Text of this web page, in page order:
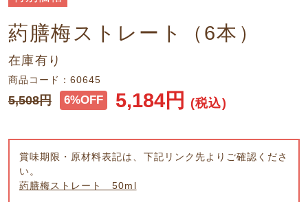
葯膳梅ストレート（6本）
在庫有り
商品コード：60645
5,508円 6%OFF 5,184円 (税込)
賞味期限・原材料表記は、下記リンク先よりご確認くださ
い。
葯膳梅ストレート 50ml